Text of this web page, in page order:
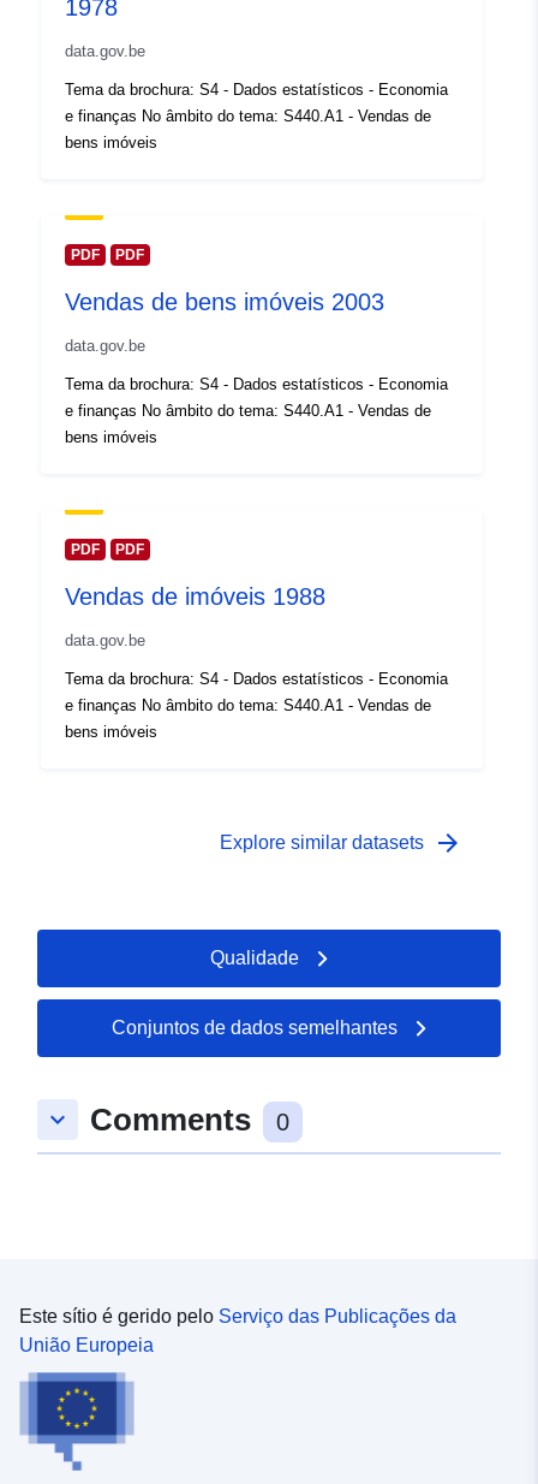
Registo do
30 July 2026
Identificadores:
acesso:
- 31 December 2002
1978
data.gov.be
Tema da brochura: S4 - Dados estatísticos - Economia
e finanças No âmbito do tema: S440.A1 - Vendas de
bens imóveis
PDF PDF
Vendas de bens imóveis 2003
data.gov.be
Tema da brochura: S4 - Dados estatísticos - Economia
e finanças No âmbito do tema: S440.A1 - Vendas de
bens imóveis
PDF PDF
Vendas de imóveis 1988
data.gov.be
Tema da brochura: S4 - Dados estatísticos - Economia
e finanças No âmbito do tema: S440.A1 - Vendas de
bens imóveis
Explore similar datasets arrow_forward
Qualidade
Conjuntos de dados semelhantes
keyboard_arrow_down Comments 0
Este sítio é gerido pelo Serviço das Publicações da
União Europeia